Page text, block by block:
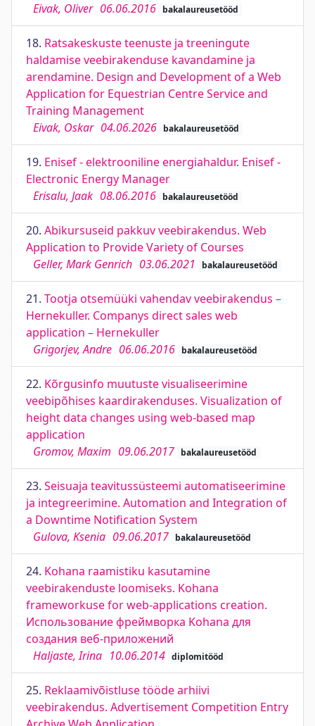
Eivak, Oliver 06.06.2016 bakalaureusetööd
18. Ratsakeskuste teenuste ja treeningute
haldamise veebirakenduse kavandamine ja
arendamine. Design and Development of a Web
Application for Equestrian Centre Service and
Training Management
Eivak, Oskar 04.06.2026 bakalaureusetööd
19. Enisef - elektrooniline energiahaldur. Enisef -
Electronic Energy Manager
Erisalu, Jaak 08.06.2016 bakalaureusetööd
20. Abikursuseid pakkuv veebirakendus. Web
Application to Provide Variety of Courses
Geller, Mark Genrich 03.06.2021 bakalaureusetööd
21. Tootja otsemüüki vahendav veebirakendus –
Hernekuller. Companys direct sales web
application – Hernekuller
Grigorjev, Andre 06.06.2016 bakalaureusetööd
22. Kõrgusinfo muutuste visualiseerimine
veebipõhises kaardirakenduses. Visualization of
height data changes using web-based map
application
Gromov, Maxim 09.06.2017 bakalaureusetööd
23. Seisuaja teavitussüsteemi automatiseerimine
ja integreerimine. Automation and Integration of
a Downtime Notification System
Gulova, Ksenia 09.06.2017 bakalaureusetööd
24. Kohana raamistiku kasutamine
veebirakenduste loomiseks. Kohana
frameworkuse for web-applications creation.
Использование фреймворка Kohana для
создания веб-приложений
Haljaste, Irina 10.06.2014 diplomitööd
25. Reklaamivõistluse tööde arhiivi
veebirakendus. Advertisement Competition Entry